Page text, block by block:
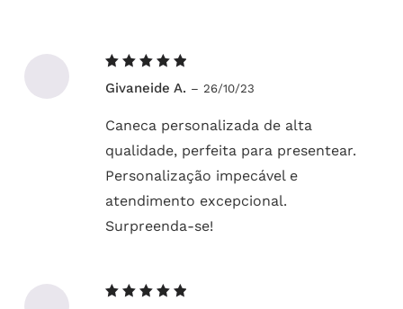
5de 5
Givaneide A. – 26/10/23
Caneca personalizada de alta
qualidade, perfeita para presentear.
Personalização impecável e
atendimento excepcional.
Surpreenda-se!